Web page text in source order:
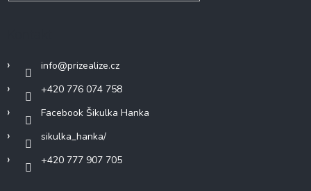
info@prizealize.cz
+420 776 074 758
Facebook Šikulka Hanka
sikulka_hanka/
+420 777 907 705